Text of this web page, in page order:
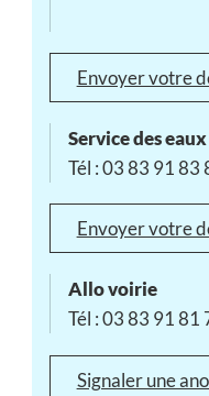
Envoyer votre
Service des eaux
Tél : 03 83 91 83
Envoyer votre
Allo voirie
Tél : 03 83 91 81
Signaler une